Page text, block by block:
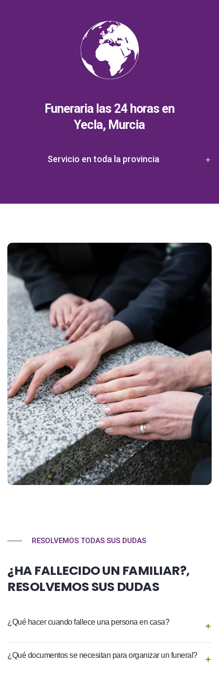
Funeraria las 24 horas en
Yecla, Murcia
Servicio en toda la provincia
RESOLVEMOS TODAS SUS DUDAS
¿HA FALLECIDO UN FAMILIAR?,
RESOLVEMOS SUS DUDAS
¿Qué hacer cuando fallece una persona en casa?
¿Qué documentos se necesitan para organizar un funeral?